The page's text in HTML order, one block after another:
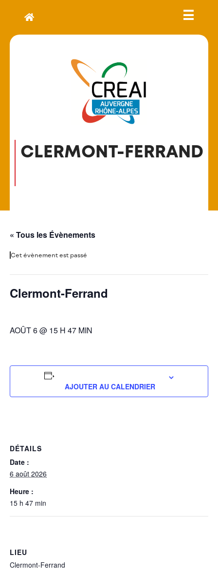
CLERMONT-FERRAND
« Tous les Évènements
Cet évènement est passé
Clermont-Ferrand
AOÛT 6 @ 15 H 47 MIN
AJOUTER AU CALENDRIER
DÉTAILS
Date :
6 août 2026
Heure :
15 h 47 min
LIEU
Clermont-Ferrand